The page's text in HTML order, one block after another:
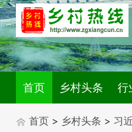
首页 乡村头条 行
首页 > 乡村头条 > 习